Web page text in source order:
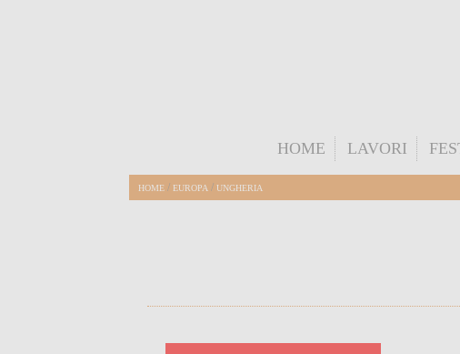
HOME LAVORI
HOME / EUROPA / UNGHERIA